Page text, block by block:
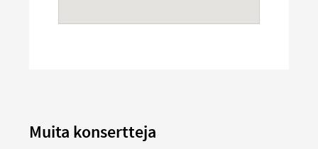
Muita konsertteja